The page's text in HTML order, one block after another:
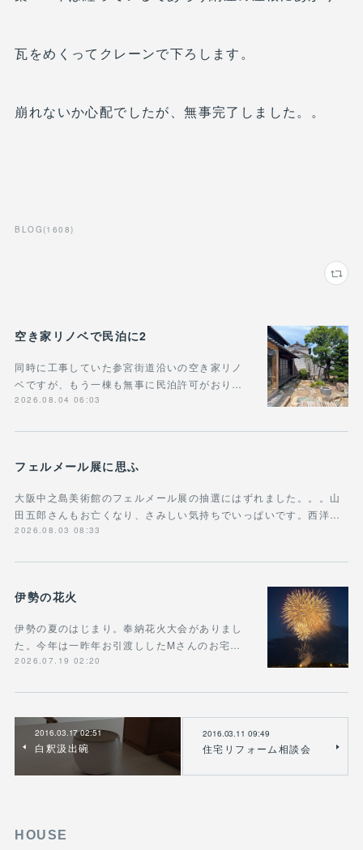
瓦をめくってクレーンで下ろします。
崩れないか心配でしたが、無事完了しました。。
BLOG (1608)
空き家リノベで民泊に2
同時に工事していた参宮街道沿いの空き家リノ
ベですが、もう一棟も無事に民泊許可がおり…
2026.08.04 06:03
フェルメール展に思ふ
大阪中之島美術館のフェルメール展の抽選にはずれました。。。山
田五郎さんもお亡くなり、さみしい気持ちでいっぱいです。西洋…
2026.08.03 08:33
伊勢の花火
伊勢の夏のはじまり。奉納花火大会がありまし
た。今年は一昨年お引渡ししたMさんのお宅…
2026.07.19 02:20
2016.03.17 02:51
白釈汲出碗
2016.03.11 09:49
住宅リフォーム相談会
HOUSE